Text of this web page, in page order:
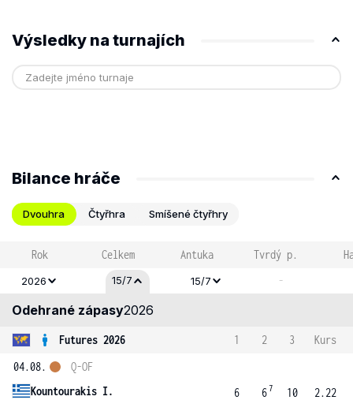
Výsledky na turnajích
Bilance hráče
Dvouhra Čtyřhra Smíšené čtyřhry
Rok Celkem Antuka Tvrdý p.
2026 15/7 15/7 -
Odehrané zápasy2026
Futures 2026 1 2 3
Kurs
04.08.
Kountourakis I.
Q-OF
6
67
10
2.22